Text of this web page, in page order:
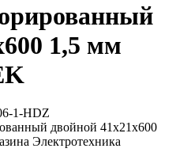
1,5 мм
1-HDZ